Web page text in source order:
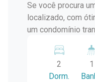
Se você procura
localizado, com
um condomínio
Rua Almirante
região com
abrir mão da
2
Dorm.
1